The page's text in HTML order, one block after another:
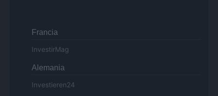
Francia
InvestirMag
Alemania
Investieren24